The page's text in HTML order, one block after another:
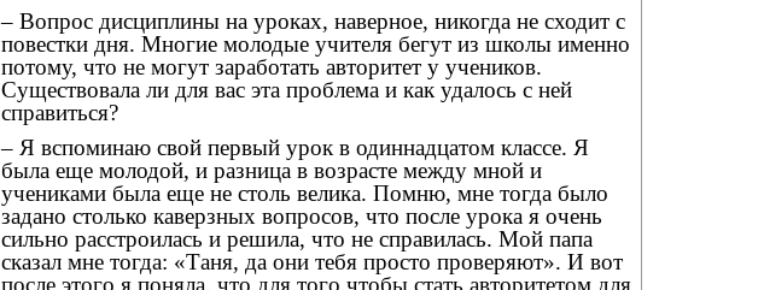
– Вопрос дисциплины на уроках, наверное, никогда не сходит с
повестки дня. Многие молодые учителя бегут из школы именно
потому, что не могут заработать авторитет у учеников.
Существовала ли для вас эта проблема и как удалось с ней
справиться?
– Я вспоминаю свой первый урок в одиннадцатом классе. Я
была еще молодой, и разница в возрасте между мной и
учениками была еще не столь велика. Помню, мне тогда было
задано столько каверзных вопросов, что после урока я очень
сильно расстроилась и решила, что не справилась. Мой папа
сказал мне тогда: «Таня, да они тебя просто проверяют». И вот